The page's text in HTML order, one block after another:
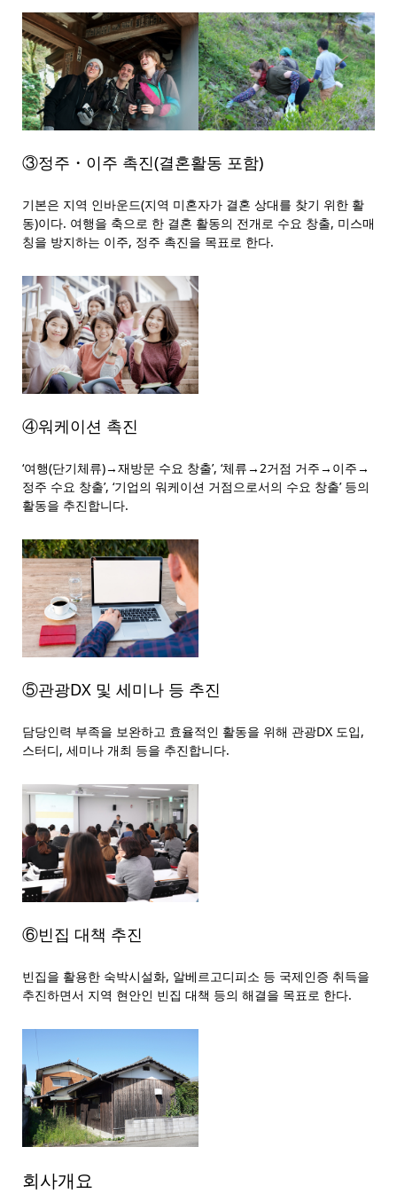
③정주・이주 촉진(결혼활동 포함)
기본은 지역 인바운드(지역 미혼자가 결혼 상대를 찾기 위한 활
동)이다. 여행을 축으로 한 결혼 활동의 전개로 수요 창출, 미스매
칭을 방지하는 이주, 정주 촉진을 목표로 한다.
④워케이션 촉진
‘여행(단기체류)→재방문 수요 창출’, ‘체류→2거점 거주→이주→
정주 수요 창출’, ‘기업의 워케이션 거점으로서의 수요 창출’ 등의
활동을 추진합니다.
⑤관광DX 및 세미나 등 추진
담당인력 부족을 보완하고 효율적인 활동을 위해 관광DX 도입,
스터디, 세미나 개최 등을 추진합니다.
⑥빈집 대책 추진
빈집을 활용한 숙박시설화, 알베르고디피소 등 국제인증 취득을
추진하면서 지역 현안인 빈집 대책 등의 해결을 목표로 한다.
회사개요